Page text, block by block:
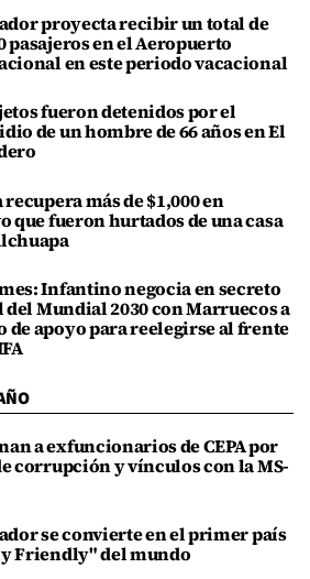
proyecta recibir un total de
pasajeros en el Aeropuerto
en este periodo vacacional
fueron detenidos por el
de un hombre de 66 años en El
más de $1,000 en
que fueron hurtados de una casa
Infantino negocia en secreto
Mundial 2030 con Marruecos a
de apoyo para reelegirse al frente
a exfuncionarios de CEPA por
corrupción y vínculos con la MS-
se convierte en el primer país
Friendly" del mundo